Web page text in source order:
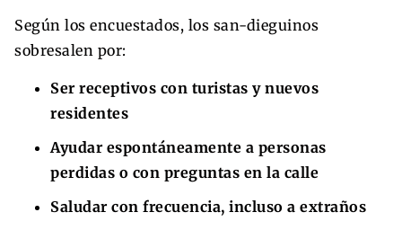
Según los encuestados, los san-dieguinos
sobresalen por:
Ser receptivos con turistas y nuevos
residentes
Ayudar espontáneamente a personas
perdidas o con preguntas en la calle
Saludar con frecuencia, incluso a extraños